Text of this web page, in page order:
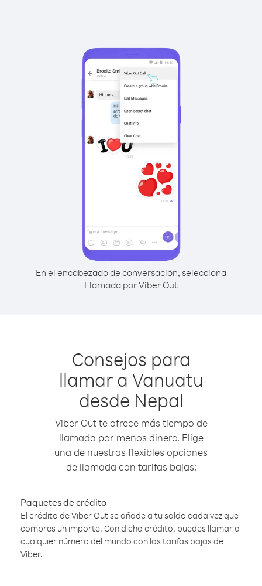
En el encabezado de conversación, selecciona
Llamada por Viber Out
Consejos para
llamar a Vanuatu
desde Nepal
Viber Out te ofrece más tiempo de
llamada por menos dinero. Elige
una de nuestras flexibles opciones
de llamada con tarifas bajas:
Paquetes de crédito
El crédito de Viber Out se añade a tu saldo cada vez que
compres un importe. Con dicho crédito, puedes llamar a
cualquier número del mundo con las tarifas bajas de
Viber.